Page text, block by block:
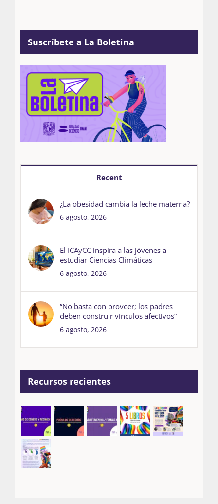
Suscríbete a La Boletina
Recent
¿La obesidad cambia la leche materna?
6 agosto, 2026
El ICAyCC inspira a las jóvenes a
estudiar Ciencias Climáticas
6 agosto, 2026
“No basta con proveer; los padres
deben construir vínculos afectivos”
6 agosto, 2026
Recursos recientes